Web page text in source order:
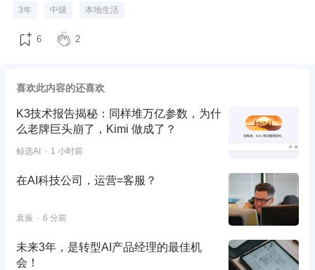
3年 中级 本地生活
6 2
喜欢此内容的还喜欢
K3技术报告揭秘：同样堆万亿参数，为什
么老牌巨头崩了，Kimi 做成了？
鲸选AI 1 小时前
在AI科技公司，运营=客服？
袁振 6 分前
未来3年，是转型AI产品经理的最佳机
会！